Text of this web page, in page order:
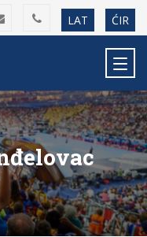
LAT ĆIR